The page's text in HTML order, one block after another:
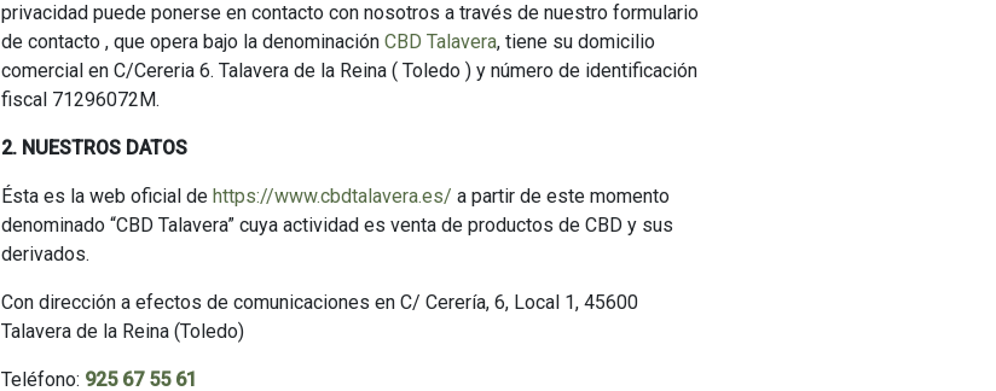
privacidad puede ponerse en contacto con nosotros a través de nuestro formulario
de contacto , que opera bajo la denominación CBD Talavera, tiene su domicilio
comercial en C/Cereria 6. Talavera de la Reina ( Toledo ) y número de identificación
fiscal 71296072M.
2. NUESTROS DATOS
Ésta es la web oficial de https://www.cbdtalavera.es/ a partir de este momento
denominado “CBD Talavera” cuya actividad es venta de productos de CBD y sus
derivados.
Con dirección a efectos de comunicaciones en C/ Cerería, 6, Local 1, 45600
Talavera de la Reina (Toledo)
Teléfono: 925 67 55 61